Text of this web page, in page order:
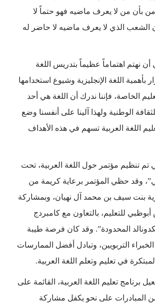
بأن من لا يعرف ماضيه فهو حتماً لا
الذي لا يعرف ماضيه لا حاضر له
نهتم اهتماماً عظيماً بتدريس اللغة
بأهمية اللغة الإنجليزية وشيوع استخدامها
الخاصة، فإننا ندرك أن اللغة هي أحد
الوطنية ولهذا آلينا على أنفسنا وضع
اللغة العربية تسهم في هذه الأهداف
تنظيم مؤتمر حول اللغة العربية، تحت
وقد حظي المؤتمر برعاية كريمة من
بنت سيف بن محمد آل نهيان، وبمشاركة
للتعليم، بالتعاون مع كامبردج
المحدودة”. وقد كان فرصة طيبة
الخبراء التربويين، وتبادل أفضل الممارسات
في تعليم وتعلم اللغة العربية.
برنامج تعليم اللغة العربية، القائمة على
المبادرات على نحو يكفل مشاركة